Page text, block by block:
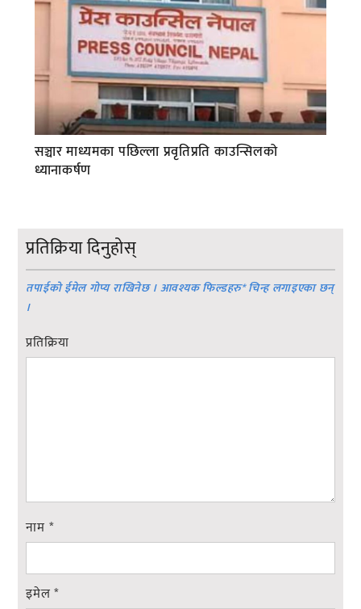
सञ्चार माध्यमका पछिल्ला प्रवृतिप्रति काउन्सिलको
ध्यानाकर्षण
प्रतिक्रिया दिनुहोस्
तपाईको ईमेल गोप्य राखिनेछ । आवश्यक फिल्डहरु*चिन्ह लगाइएका छन्
।
प्रतिक्रिया
नाम *
इमेल*